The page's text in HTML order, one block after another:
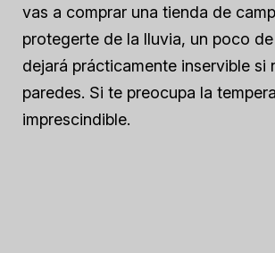
vas a comprar una tienda de
protegerte de la lluvia, un poco
dejará prácticamente inservible si
paredes. Si te preocupa la
imprescindible.